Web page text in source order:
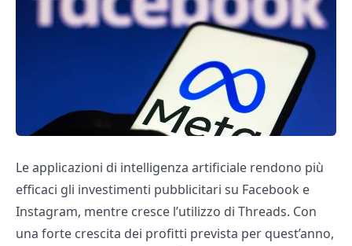
Le applicazioni di intelligenza artificiale rendono più
efficaci gli investimenti pubblicitari su Facebook e
Instagram, mentre cresce l’utilizzo di Threads. Con
una forte crescita dei profitti prevista per quest’anno,